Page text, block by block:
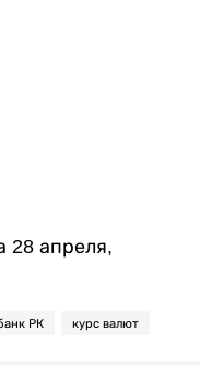
28 апреля,
РК курс валют